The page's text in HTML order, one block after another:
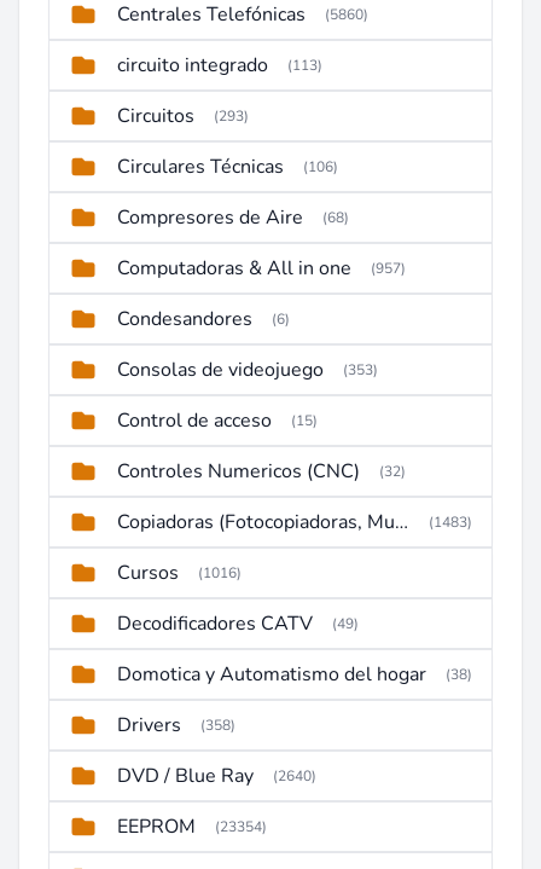
Centrales Telefónicas (5860)
circuito integrado (113)
Circuitos (293)
Circulares Técnicas (106)
Compresores de Aire (68)
Computadoras & All in one (957)
Condesandores (6)
Consolas de videojuego (353)
Control de acceso (15)
Controles Numericos (CNC) (32)
Copiadoras (Fotocopiadoras, Multifunctions, Ploter, etc) (1483)
Cursos (1016)
Decodificadores CATV (49)
Domotica y Automatismo del hogar (38)
Drivers (358)
DVD / Blue Ray (2640)
EEPROM (23354)